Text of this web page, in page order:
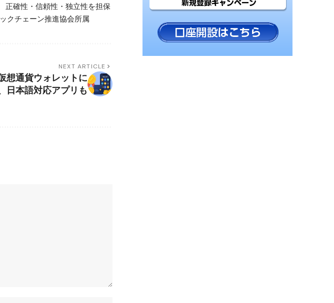
正確性・信頼性・独立性を担保
クチェーン推進協会所属
NEXT ARTICLE
通貨ウォレットに
日本語対応アプリも